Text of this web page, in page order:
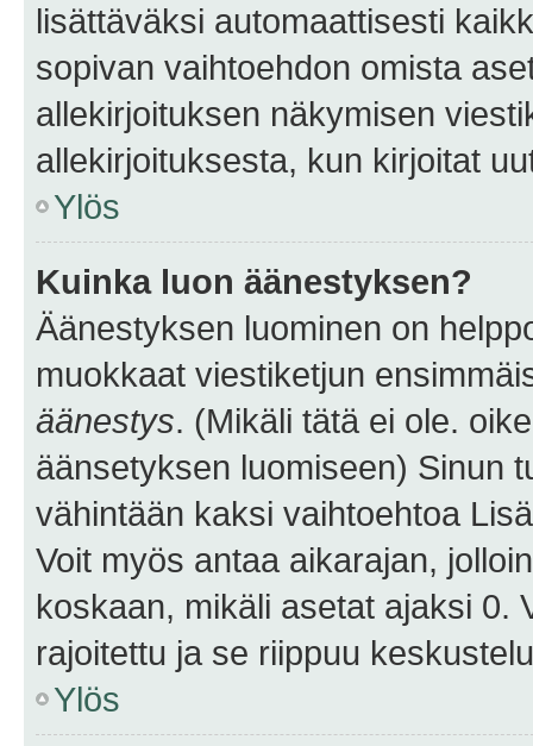
lisättäväksi automaattisesti
sopivan vaihtoehdon omista
allekirjoituksen näkymisen
allekirjoituksesta, kun kirjoitat
Ylös
Kuinka luon äänestyksen?
Äänestyksen luominen on
muokkaat viestiketjun
äänestys. (Mikäli tätä ei ole.
äänsetyksen luomiseen) Sinun
vähintään kaksi vaihtoehtoa
Voit myös antaa aikarajan,
koskaan, mikäli asetat ajaksi 0.
rajoitettu ja se riippuu
Ylös